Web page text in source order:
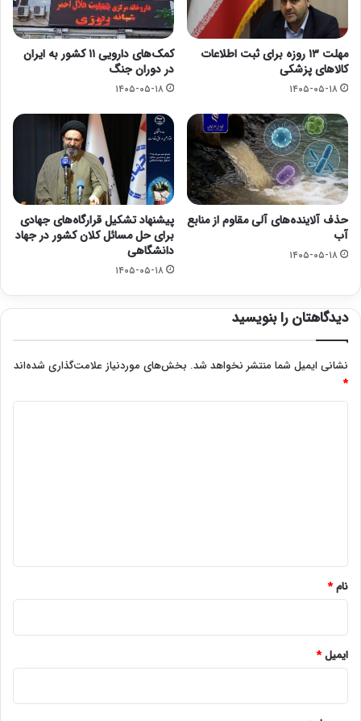
مهلت ۱۳ روزه برای ثبت اطلاعات
کالاهای پزشکی
۱۴۰۵-۰۵-۱۸
کمک‌های دارویی ۱۱ کشور به ایران
در دوران جنگ
۱۴۰۵-۰۵-۱۸
حذف آلاینده‌های آلی مقاوم از منابع
آب
۱۴۰۵-۰۵-۱۸
پیشنهاد تشکیل قرارگاه‌های جهادی
برای حل مسائل کلان کشور در جهاد
دانشگاهی
۱۴۰۵-۰۵-۱۸
دیدگاهتان را بنویسید
نشانی ایمیل شما منتشر نخواهد شد. بخش‌های موردنیاز علامت‌گذاری شده‌اند
*
نام*
ایمیل*